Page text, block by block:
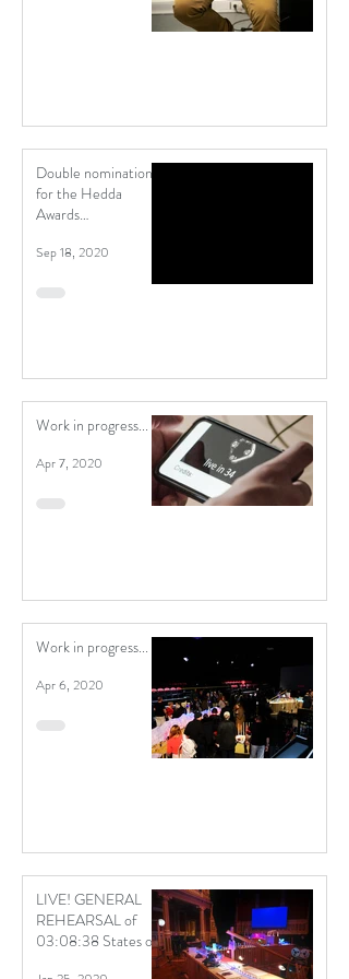
Double nomination
for the Hedda
Awards
Sep 18, 2020
Work in progress...
Apr 7, 2020
Work in progress...
Apr 6, 2020
LIVE! GENERAL
REHEARSAL of
03:08:38 States of